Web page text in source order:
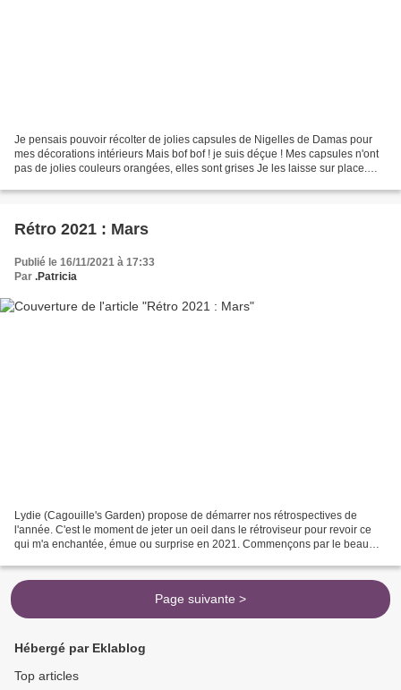
Je pensais pouvoir récolter de jolies capsules de Nigelles de Damas pour
mes décorations intérieurs Mais bof bof ! je suis déçue ! Mes capsules n'ont
pas de jolies couleurs orangées, elles sont grises Je les laisse sur place.
Rétro 2021 : Mars
Publié le 16/11/2021 à 17:33
Par .Patricia
Lydie (Cagouille's Garden) propose de démarrer nos rétrospectives de
l'année. C'est le moment de jeter un oeil dans le rétroviseur pour revoir ce
qui m'a enchantée, émue ou surprise en 2021. Commençons par le beau
Page suivante >
Hébergé par Eklablog
Top articles